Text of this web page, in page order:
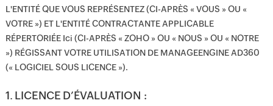
L'ENTITÉ QUE VOUS REPRÉSENTEZ (CI-APRÈS « VOUS » OU «
VOTRE ») ET L'ENTITÉ CONTRACTANTE APPLICABLE
RÉPERTORIÉE Ici (CI-APRÈS « ZOHO » OU « NOUS » OU « NOTRE
») RÉGISSANT VOTRE UTILISATION DE MANAGEENGINE AD360
(« LOGICIEL SOUS LICENCE »).
1. LICENCE D’ÉVALUATION :